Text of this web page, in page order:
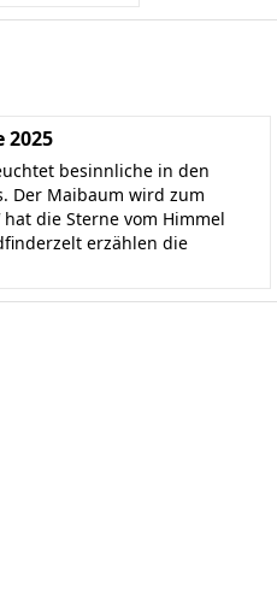
2025
besinnliche in den
Der Maibaum wird zum
die Sterne vom Himmel
erzählen die